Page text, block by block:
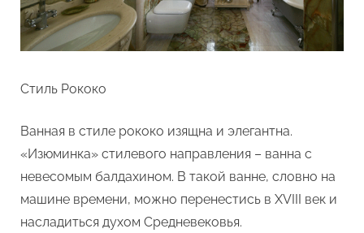
Стиль Рококо
Ванная в стиле рококо изящна и элегантна.
«Изюминка» стилевого направления – ванна с
невесомым балдахином. В такой ванне, словно на
машине времени, можно перенестись в XVIII век и
насладиться духом Средневековья.